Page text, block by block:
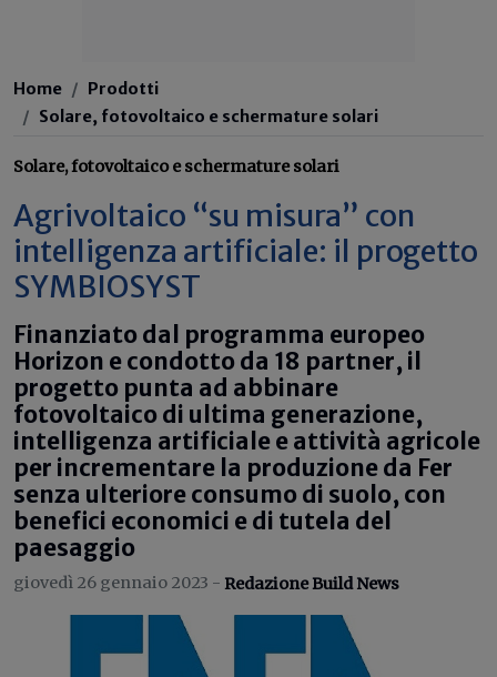
Home
Prodotti
Solare, fotovoltaico e schermature solari
Solare, fotovoltaico e schermature solari
Agrivoltaico “su misura” con
intelligenza artificiale: il progetto
SYMBIOSYST
Finanziato dal programma europeo
Horizon e condotto da 18 partner, il
progetto punta ad abbinare
fotovoltaico di ultima generazione,
intelligenza artificiale e attività agricole
per incrementare la produzione da Fer
senza ulteriore consumo di suolo, con
benefici economici e di tutela del
paesaggio
giovedì 26 gennaio 2023 - Redazione Build News